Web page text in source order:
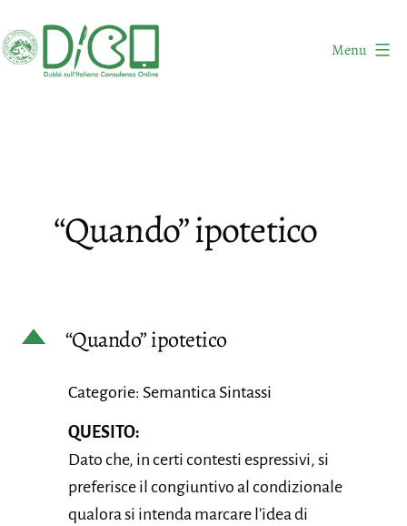
al
contenuto
Menu
“Quando” ipotetico
D “Quando” ipotetico
Categorie: Semantica Sintassi
QUESITO:
Dato che, in certi contesti espressivi, si
preferisce il congiuntivo al condizionale
qualora si intenda marcare l’idea di